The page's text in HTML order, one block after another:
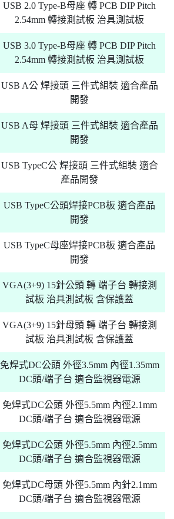
USB 2.0 Type-B母座 轉 PCB DIP Pitch
2.54mm 轉接測試板 治具測試板
USB 3.0 Type-B母座 轉 PCB DIP Pitch
2.54mm 轉接測試板 治具測試板
USB A公 焊接頭 三件式組裝 適合產品
開發
USB A母 焊接頭 三件式組裝 適合產品
開發
USB TypeC公 焊接頭 三件式組裝 適合
產品開發
USB TypeC公頭焊接PCB板 適合產品
開發
USB TypeC母座焊接PCB板 適合產品
開發
VGA(3+9) 15針公頭 轉 端子台 轉接測
試板 治具測試板 含保護蓋
VGA(3+9) 15針母頭 轉 端子台 轉接測
試板 治具測試板 含保護蓋
免焊式DC公頭 外徑3.5mm 內徑1.35mm
DC頭/端子台 適合監視器電源
免焊式DC公頭 外徑5.5mm 內徑2.1mm
DC頭/端子台 適合監視器電源
免焊式DC公頭 外徑5.5mm 內徑2.5mm
DC頭/端子台 適合監視器電源
免焊式DC母頭 外徑5.5mm 內針2.1mm
DC頭/端子台 適合監視器電源